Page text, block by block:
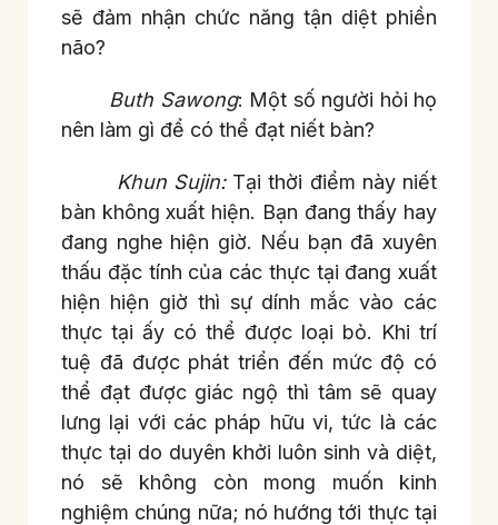
sẽ đảm nhận chức năng tận diệt phiền
não?
Buth Sawong: Một số người hỏi họ
nên làm gì để có thể đạt niết bàn?
Khun Sujin:Tại thời điểm này niết
bàn không xuất hiện. Bạn đang thấy hay
đang nghe hiện giờ. Nếu bạn đã xuyên
thấu đặc tính của các thực tại đang xuất
hiện hiện giờ thì sự dính mắc vào các
thực tại ấy có thể được loại bỏ. Khi trí
tuệ đã được phát triển đến mức độ có
thể đạt được giác ngộ thì tâm sẽ quay
lưng lại với các pháp hữu vi, tức là các
thực tại do duyên khởi luôn sinh và diệt,
nó sẽ không còn mong muốn kinh
nghiệm chúng nữa; nó hướng tới thực tại